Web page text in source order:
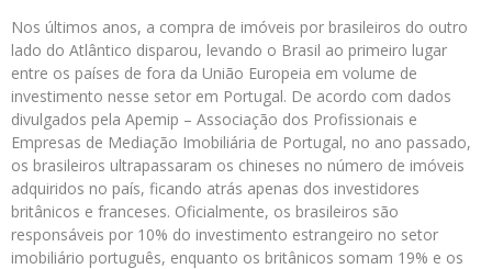
Nos últimos anos, a compra de imóveis por brasileiros do outro
lado do Atlântico disparou, levando o Brasil ao primeiro lugar
entre os países de fora da União Europeia em volume de
investimento nesse setor em Portugal. De acordo com dados
divulgados pela Apemip – Associação dos Profissionais e
Empresas de Mediação Imobiliária de Portugal, no ano passado,
os brasileiros ultrapassaram os chineses no número de imóveis
adquiridos no país, ficando atrás apenas dos investidores
britânicos e franceses. Oficialmente, os brasileiros são
responsáveis por 10% do investimento estrangeiro no setor
imobiliário português, enquanto os britânicos somam 19% e os